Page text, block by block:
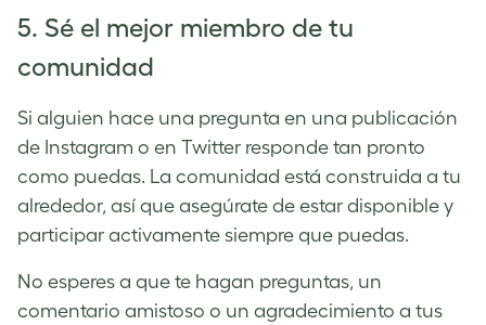
5. Sé el mejor miembro de tu
comunidad
Si alguien hace una pregunta en una publicación
de Instagram o en Twitter responde tan pronto
como puedas. La comunidad está construida a tu
alrededor, así que asegúrate de estar disponible y
participar activamente siempre que puedas.
No esperes a que te hagan preguntas, un
comentario amistoso o un agradecimiento a tus